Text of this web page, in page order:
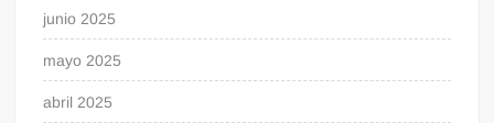
junio 2025
mayo 2025
abril 2025